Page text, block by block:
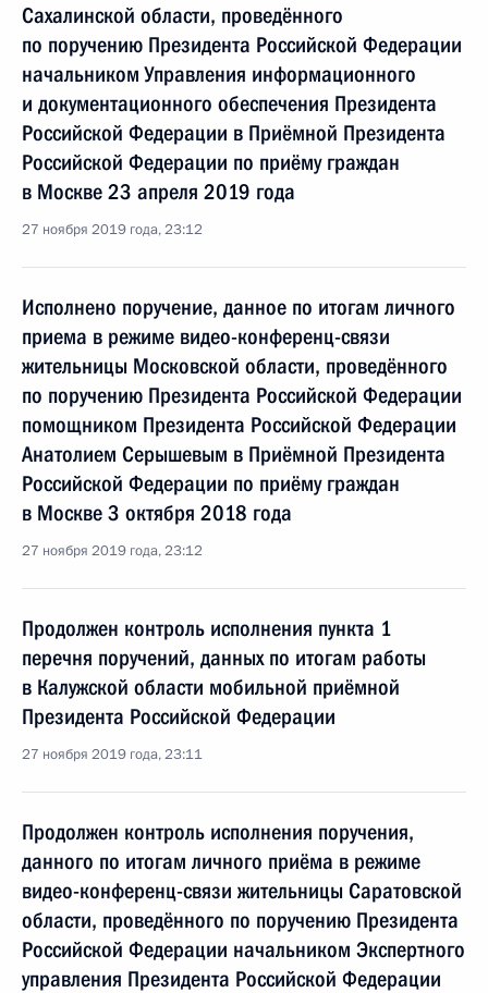
Сахалинской области, проведённого
по поручению Президента Российской Федерации
начальником Управления информационного
и документационного обеспечения Президента
Российской Федерации в Приёмной Президента
Российской Федерации по приёму граждан
в Москве 23 апреля 2019 года
27 ноября 2019 года, 23:12
Исполнено поручение, данное по итогам личного
приема в режиме видео-конференц-связи
жительницы Московской области, проведённого
по поручению Президента Российской Федерации
помощником Президента Российской Федерации
Анатолием Серышевым в Приёмной Президента
Российской Федерации по приёму граждан
в Москве 3 октября 2018 года
27 ноября 2019 года, 23:12
Продолжен контроль исполнения пункта 1
перечня поручений, данных по итогам работы
в Калужской области мобильной приёмной
Президента Российской Федерации
27 ноября 2019 года, 23:11
Продолжен контроль исполнения поручения,
данного по итогам личного приёма в режиме
видео-конференц-связи жительницы Саратовской
области, проведённого по поручению Президента
Российской Федерации начальником Экспертного
управления Президента Российской Федерации